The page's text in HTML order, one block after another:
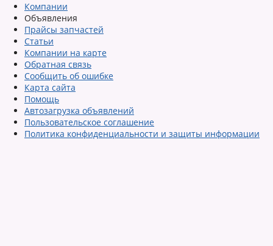
Компании
Объявления
Прайсы запчастей
Статьи
Компании на карте
Обратная связь
Сообщить об ошибке
Карта сайта
Помощь
Автозагрузка объявлений
Пользовательское соглашение
Политика конфиденциальности и защиты информации